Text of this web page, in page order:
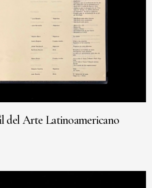
del Arte Latinoamericano